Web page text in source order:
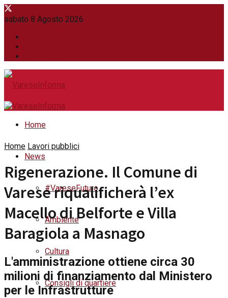
sabato 8 Agosto 2026
Home
News
#VareseFuturo
Ambiente
Cultura
Consigli di quartiere
Home Lavori pubblici
Rigenerazione. Il Comune di
Varese riqualificherà l’ex
Macello di Belforte e Villa
Baragiola a Masnago
L'amministrazione ottiene circa 30
milioni di finanziamento dal Ministero
per le Infrastrutture